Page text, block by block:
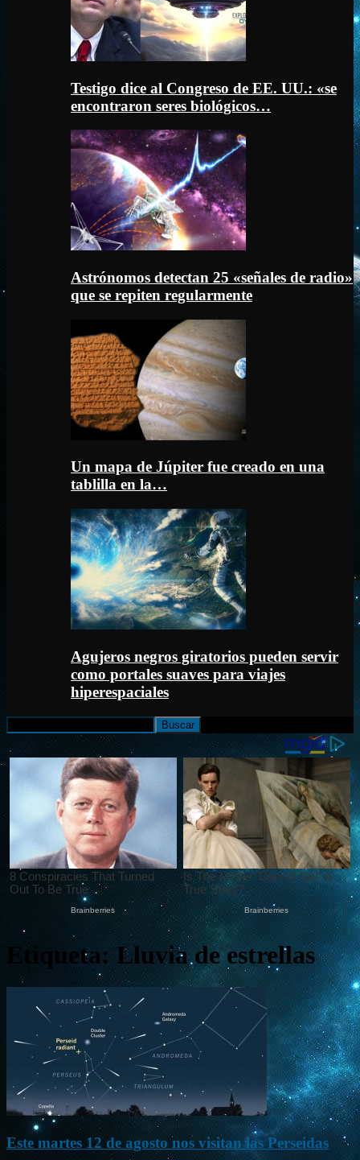
Testigo dice al Congreso de EE. UU.: «se
encontraron seres biológicos…
Astrónomos detectan 25 «señales de radio»
que se repiten regularmente
Un mapa de Júpiter fue creado en una
tablilla en la…
Agujeros negros giratorios pueden servir
como portales suaves para viajes
hiperespaciales
Etiqueta: Lluvia de estrellas
Este martes 12 de agosto nos visitan las Perseidas